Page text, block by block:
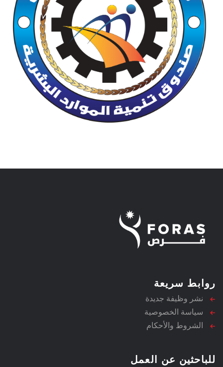
روابط سريعة
نشر وظيفة جديدة
سياسة الخصوصية
الشروط والأحكام
للباحثين عن العمل